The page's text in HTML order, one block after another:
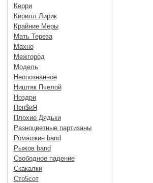
Керри
Кирилл Лирик
Крайние Меры
Мать Тереза
Махно
Межгород
Модель
Неопознанное
Ништяк Пчелой
Ноздри
Пен$иЯ
Плохие Дядьки
Разноцветные партизаны
Ромашкин band
Рыжов band
Свободное падение
Скакалки
Сто5сот